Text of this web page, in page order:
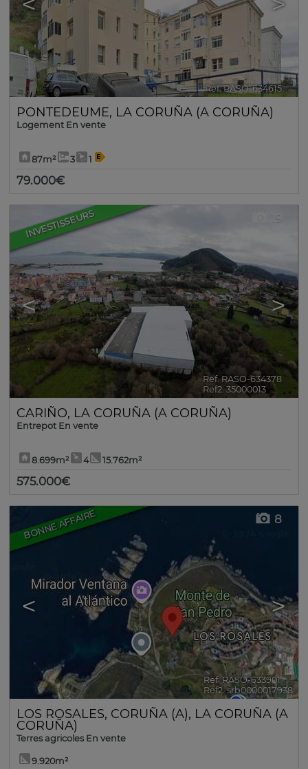
Ref. RASO-634615 🔗
PONTEDEUME, LA CORUÑA (A CORUÑA)
Logement En vente
87m² 3 1
79.000€
INVESTISSEURS
< >
19
Ref. RASO-634378 🔗
Ref2. 35000013
CARIÑO, LA CORUÑA (A CORUÑA)
Entrepot En vente
8.699m² 4 15.762m²
575.000€
BONNE AFFAIRE
< >
8
Ref. RASO-633901 🔗
Ref2. srb0000017938
LOS ROSALES, CORUÑA (A), LA CORUÑA (A
CORUÑA)
Terres agricoles En vente
9.920m²